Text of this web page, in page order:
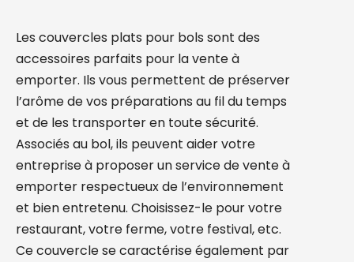
Les couvercles plats pour bols sont des
accessoires parfaits pour la vente à
emporter. Ils vous permettent de préserver
l’arôme de vos préparations au fil du temps
et de les transporter en toute sécurité.
Associés au bol, ils peuvent aider votre
entreprise à proposer un service de vente à
emporter respectueux de l’environnement
et bien entretenu. Choisissez-le pour votre
restaurant, votre ferme, votre festival, etc.
Ce couvercle se caractérise également par